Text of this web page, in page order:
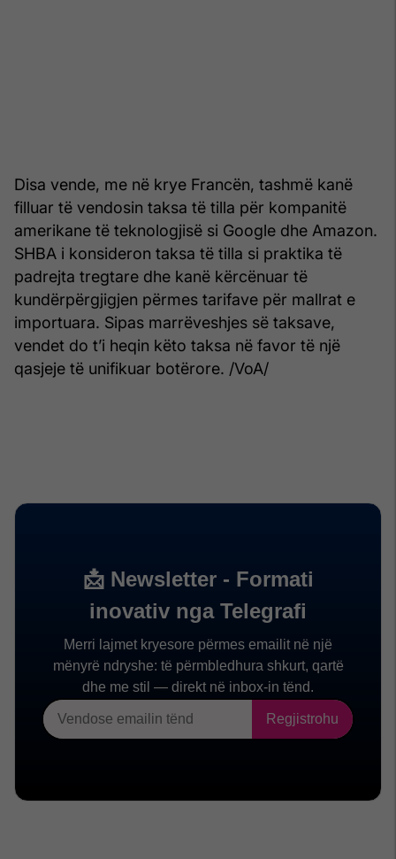
Disa vende, me në krye Francën, tashmë kanë
filluar të vendosin taksa të tilla për kompanitë
amerikane të teknologjisë si Google dhe Amazon.
SHBA i konsideron taksa të tilla si praktika të
padrejta tregtare dhe kanë kërcënuar të
kundërpërgjigjen përmes tarifave për mallrat e
importuara. Sipas marrëveshjes së taksave,
vendet do t’i heqin këto taksa në favor të një
qasjeje të unifikuar botërore. /VoA/